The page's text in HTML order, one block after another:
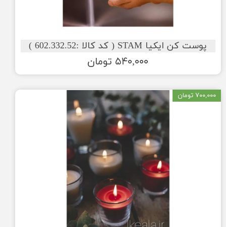
پوست کن ایکیا STAM ( کد کالا :602.332.52 )
۵۴۰,۰۰۰ تومان
۷۰۰,۰۰۰ تومان